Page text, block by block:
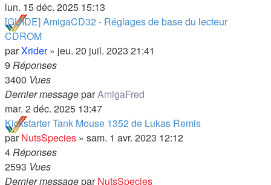
lun. 15 déc. 2025 15:13
[GUIDE] AmigaCD32 - Réglages de base du lecteur
CDROM
parXrider» jeu. 20 juil. 2023 21:41
9 Réponses
3400 Vues
Dernier messageparAmigaFred
mar. 2 déc. 2025 13:47
Kickstarter Tank Mouse 1352 de Lukas Remis
parNutsSpecies » sam. 1 avr. 2023 12:12
4Réponses
2593 Vues
Dernier messageparNutsSpecies